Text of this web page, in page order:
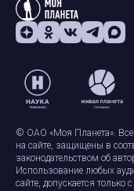
© ОАО «Моя Планета».
на сайте, защищены в
законодательством об
Использование любых
сайте, допускается